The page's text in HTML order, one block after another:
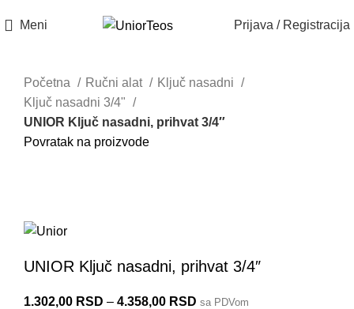
Meni Prijava / Registracija
Početna Ručni alat
Ključ nasadni
Ključ nasadni 3/4"
UNIOR Ključ nasadni, prihvat 3/4″
Povratak na proizvode
UNIOR Ključ nasadni, prihvat 3/4″
1.302,00 RSD – 4.358,00 RSD sa PDVom